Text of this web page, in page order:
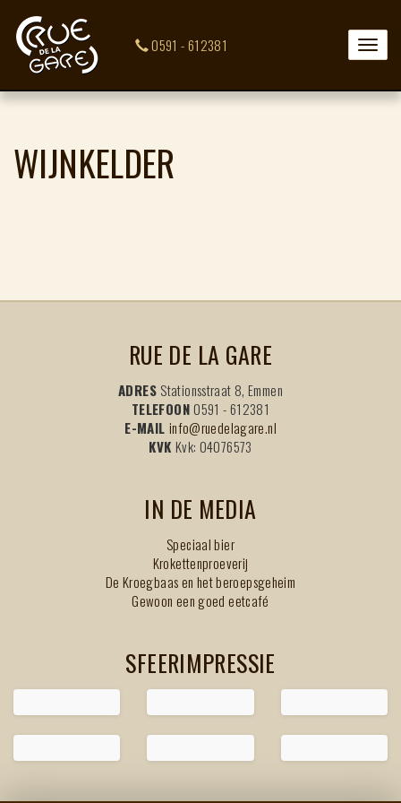
Toggle
0591 - 612381
WIJNKELDER
RUE DE LA GARE
ADRES Stationsstraat 8, Emmen
TELEFOON0591 - 612381
E-MAIL info@ruedelagare.nl
KVK Kvk: 04076573
IN DE MEDIA
Speciaal bier
Krokettenproeverij
De Kroegbaas en het beroepsgeheim
Gewoon een goed eetcafé
SFEERIMPRESSIE